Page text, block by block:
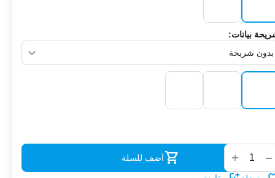
بيانات:
+ − أضف للسلة